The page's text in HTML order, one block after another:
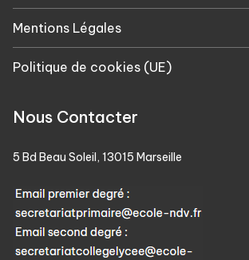
Mentions Légales
Politique de cookies (UE)
Nous Contacter
5 Bd Beau Soleil, 13015 Marseille